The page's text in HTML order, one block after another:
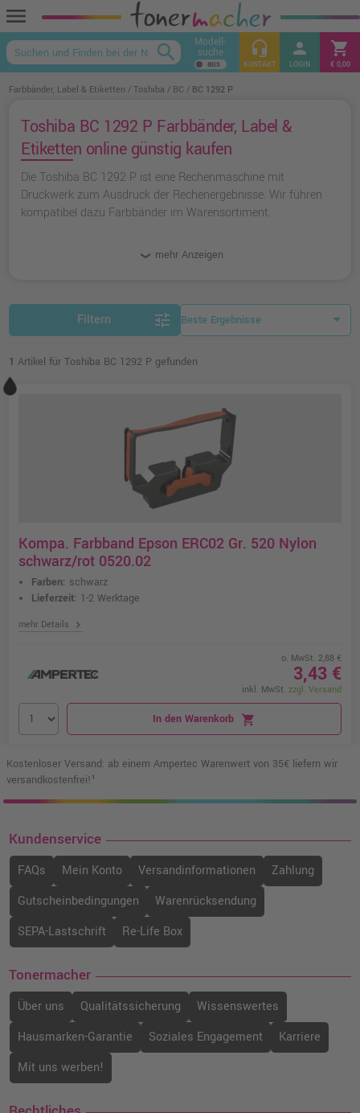
menu
keyboard_arrow_up
search Modell-
suche headset_mic
KONTAKT
person
LOGIN
shopping_cart
€ 0,00
Farbbänder, Label & Etiketten Toshiba BC BC 1292 P
Toshiba BC 1292 P Farbbänder, Label &
Etiketten online günstig kaufen
Die Toshiba BC 1292 P ist eine Rechenmaschine mit
Druckwerk zum Ausdruck der Rechenergebnisse. Wir führen
kompatibel dazu Farbbänder im Warensortiment.
mehr Anzeigen
Filtern tune
1 Artikel für Toshiba BC 1292 P gefunden
Kompa. Farbband Epson ERC02 Gr. 520 Nylon
schwarz/rot 0520.02
Farben: schwarz
Lieferzeit: 1-2 Werktage
mehr Details chevron_right
o. MwSt. 2,88 €
3,43 €
inkl. MwSt. zzgl. Versand
In den Warenkorb shopping_cart
Kostenloser Versand: ab einem Ampertec Warenwert von 35€ liefern wir
versandkostenfrei!¹
Kundenservice
FAQs Mein Konto Versandinformationen
Zahlung
Gutscheinbedingungen
Warenrücksendung
SEPA-Lastschrift
Re-Life Box
Tonermacher
Über uns Qualitätssicherung
Wissenswertes
Hausmarken-Garantie
Soziales Engagement
Karriere
Mit uns werben!